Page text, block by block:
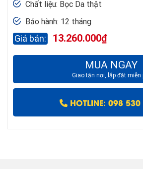
Chất liệu: Bọc Da thật
Bảo hành: 12 tháng
13.260.000₫
MUA NGAY
Giao tận nơi, lắp đặt miễn
HOTLINE: 098